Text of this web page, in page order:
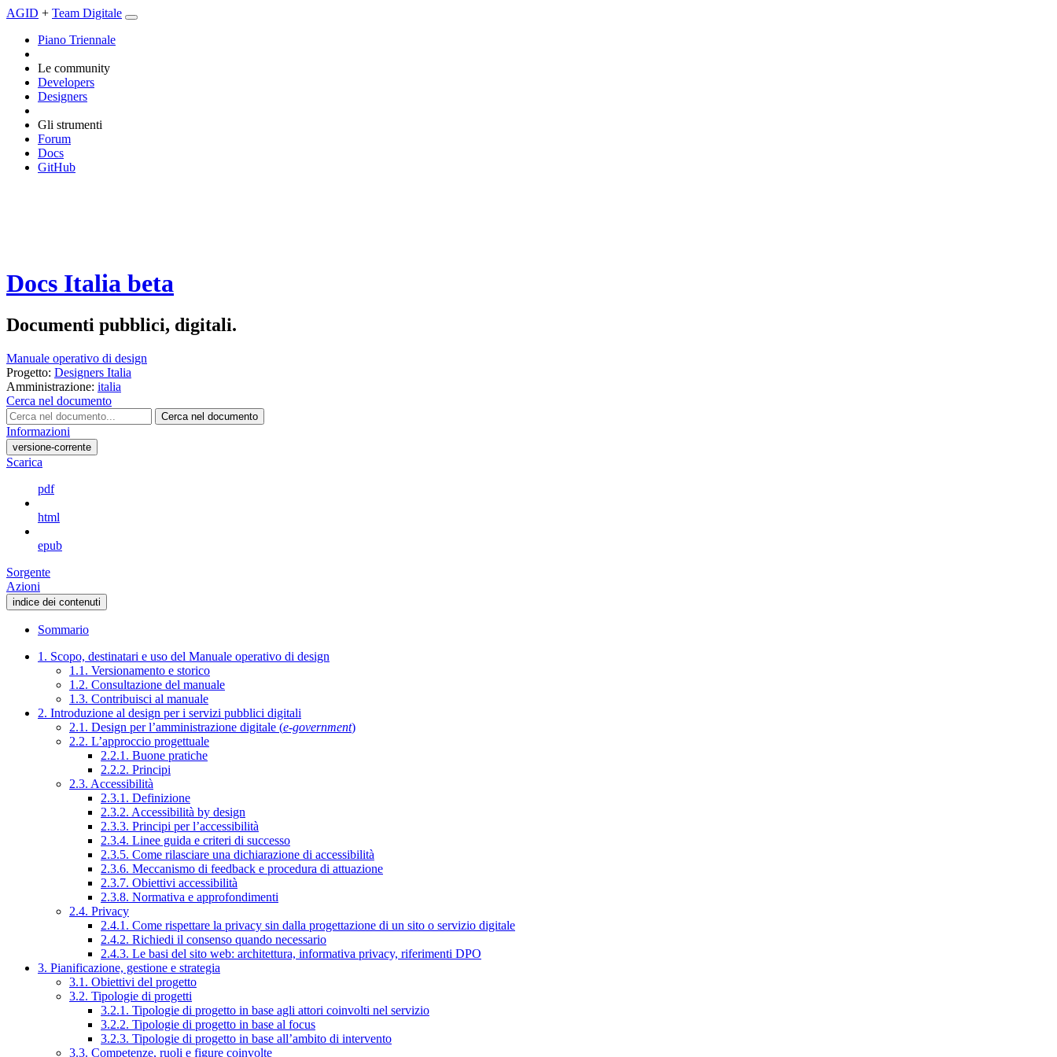
AGID + Team Digitale
Piano Triennale
Le community
Developers
Designers
Gli strumenti
Forum
Docs
GitHub
Docs Italia beta
Documenti pubblici, digitali.
Manuale operativo di design
Progetto: Designers Italia
Amministrazione: italia
Cerca nel documento
Cerca nel documento
Informazioni
versione-corrente
Scarica
pdf
html
epub
Sorgente
Azioni
indice dei contenuti
Sommario
1. Scopo, destinatari e uso del Manuale operativo di design
1.1. Versionamento e storico
1.2. Consultazione del manuale
1.3. Contribuisci al manuale
2. Introduzione al design per i servizi pubblici digitali
2.1. Design per l’amministrazione digitale (e-government)
2.2. L’approccio progettuale
2.2.1. Buone pratiche
2.2.2. Principi
2.3. Accessibilità
2.3.1. Definizione
2.3.2. Accessibilità by design
2.3.3. Principi per l’accessibilità
2.3.4. Linee guida e criteri di successo
2.3.5. Come rilasciare una dichiarazione di accessibilità
2.3.6. Meccanismo di feedback e procedura di attuazione
2.3.7. Obiettivi accessibilità
2.3.8. Normativa e approfondimenti
2.4. Privacy
2.4.1. Come rispettare la privacy sin dalla progettazione di un sito o servizio digitale
2.4.2. Richiedi il consenso quando necessario
2.4.3. Le basi del sito web: architettura, informativa privacy, riferimenti DPO
3. Pianificazione, gestione e strategia
3.1. Obiettivi del progetto
3.2. Tipologie di progetti
3.2.1. Tipologie di progetto in base agli attori coinvolti nel servizio
3.2.2. Tipologie di progetto in base al focus
3.2.3. Tipologie di progetto in base all’ambito di intervento
3.3. Competenze, ruoli e figure coinvolte